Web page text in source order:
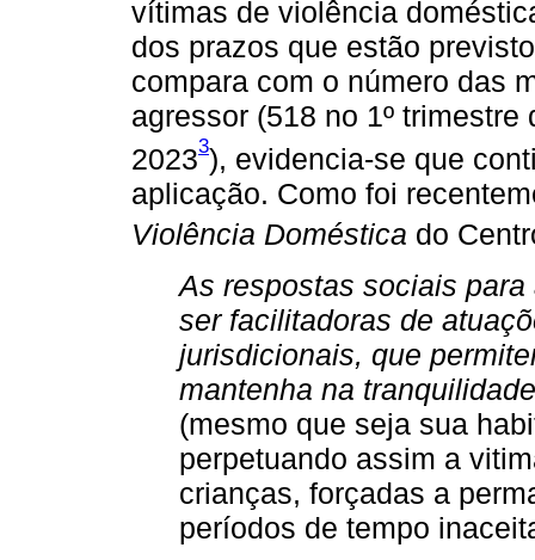
vítimas de violência
dos prazos que estão
compara com o número das
agressor (518 no 1º
20233), evidencia-se que
aplicação. Como foi
Violência Doméstica do
As respostas sociais
ser facilitadoras de
jurisdicionais, que
mantenha na
(mesmo que seja sua
perpetuando assim a
crianças, forçadas a
períodos de tempo